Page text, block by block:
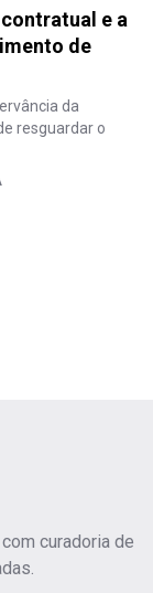
e a
de
da
resguardar o
curadoria de